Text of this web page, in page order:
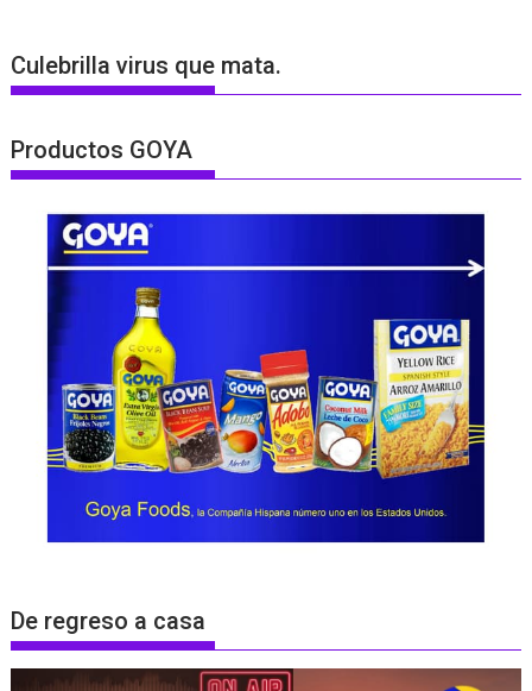
Culebrilla virus que mata.
Productos GOYA
De regreso a casa